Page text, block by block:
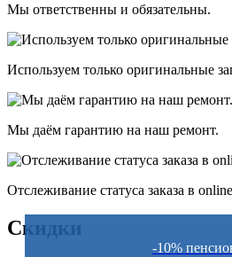
Мы ответственны и обязательны.
Используем только оригинальные
Мы даём гарантию на наш ремонт.
Отслеживание статуса заказа в
Скидки
-10%